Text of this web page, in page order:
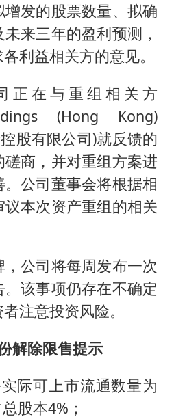
发的股票数量、拟确
来三年的盈利预测，
利益相关方的意见。
正在与重组相关方
(Hong Kong)
股有限公司)就反馈的
商，并对重组方案进
公司董事会将根据相
本次资产重组的相关
公司将每周发布一次
该事项仍存在不确定
注意投资风险。
解除限售提示
际可上市流通数量为
股本4%；